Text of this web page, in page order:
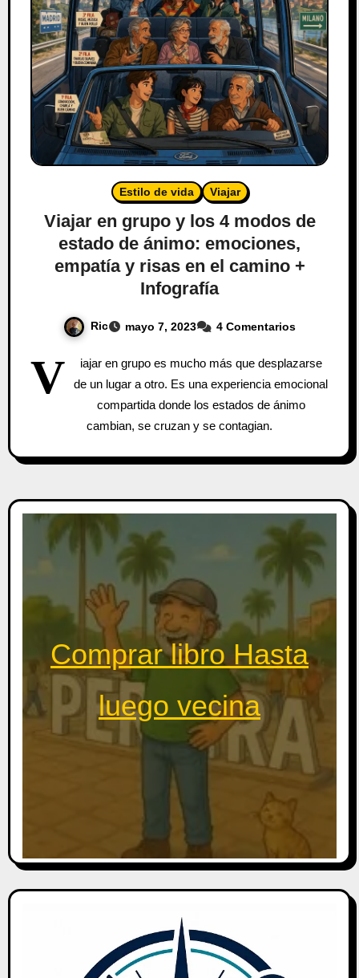
Estilo de vida Viajar
Viajar en grupo y los 4 modos de
estado de ánimo: emociones,
empatía y risas en el camino +
Infografía
Ric mayo 7, 2023 4 Comentarios
V
iajar en grupo es mucho más que desplazarse
de un lugar a otro. Es una experiencia emocional
compartida donde los estados de ánimo
cambian, se cruzan y se contagian.
Comprar libro Hasta
luego vecina